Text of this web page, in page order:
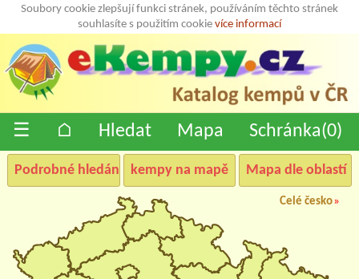
Soubory cookie zlepšují funkci stránek, používáním těchto stránek
souhlasíte s použitím cookie více informací
☰ ⌂ Hledat Mapa Schránka(0)
Podrobné hledání kempy na mapě Mapa dle oblastí
Celé česko»